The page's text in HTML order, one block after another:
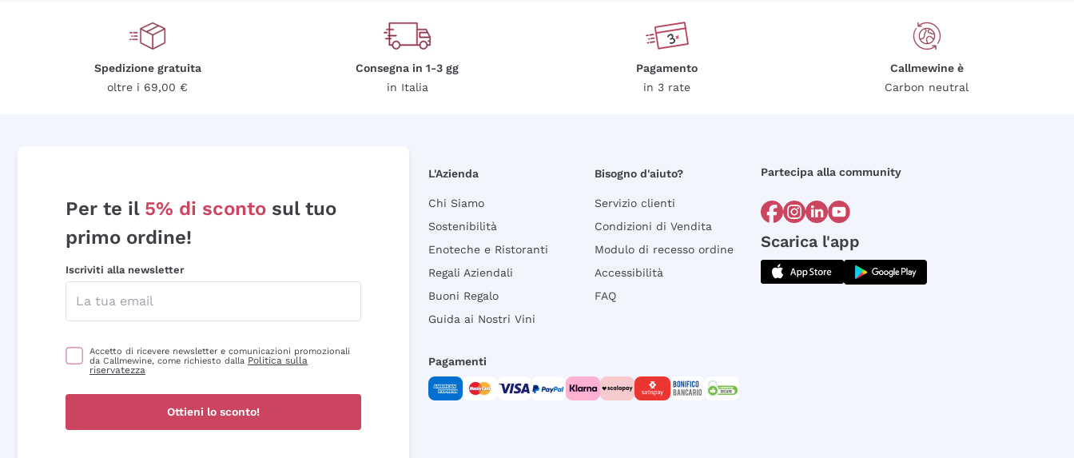
Spedizione gratuita
oltre i 69,00 €
Consegna in 1-3 gg
in Italia
Pagamento
in 3 rate
Callmewine è
Carbon neutral
Per te il 5% di sconto sul tuo
primo ordine!
Iscriviti alla newsletter
Accetto di ricevere newsletter e comunicazioni promozionali
da Callmewine, come richiesto dalla Politica sulla
riservatezza
Ottieni lo sconto!
L'Azienda
Chi Siamo
Sostenibilità
Enoteche e Ristoranti
Regali Aziendali
Buoni Regalo
Guida ai Nostri Vini
Bisogno d'aiuto?
Servizio clienti
Condizioni di Vendita
Modulo di recesso ordine
Accessibilità
FAQ
Partecipa alla community
Scarica l'app
Pagamenti